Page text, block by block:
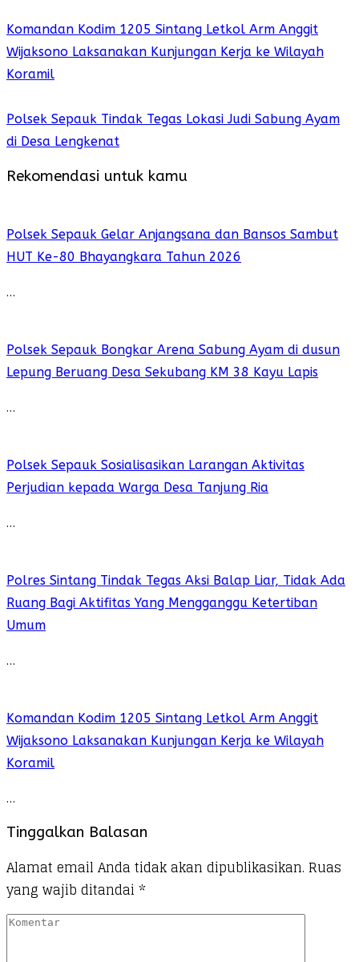
Komandan Kodim 1205 Sintang Letkol Arm Anggit
Wijaksono Laksanakan Kunjungan Kerja ke Wilayah
Koramil
Polsek Sepauk Tindak Tegas Lokasi Judi Sabung Ayam
di Desa Lengkenat
Rekomendasi untuk kamu
Polsek Sepauk Gelar Anjangsana dan Bansos Sambut
HUT Ke-80 Bhayangkara Tahun 2026
…
Polsek Sepauk Bongkar Arena Sabung Ayam di dusun
Lepung Beruang Desa Sekubang KM 38 Kayu Lapis
…
Polsek Sepauk Sosialisasikan Larangan Aktivitas
Perjudian kepada Warga Desa Tanjung Ria
…
Polres Sintang Tindak Tegas Aksi Balap Liar, Tidak Ada
Ruang Bagi Aktifitas Yang Mengganggu Ketertiban
Umum
…
Komandan Kodim 1205 Sintang Letkol Arm Anggit
Wijaksono Laksanakan Kunjungan Kerja ke Wilayah
Koramil
…
Tinggalkan Balasan
Alamat email Anda tidak akan dipublikasikan. Ruas
yang wajib ditandai *